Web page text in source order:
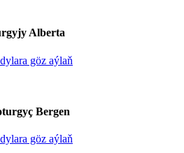
Alberta
göz aýlaň
Bergen
göz aýlaň